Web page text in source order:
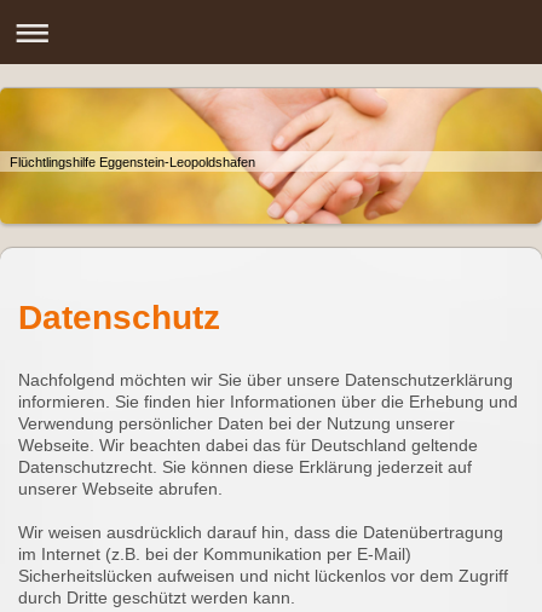
Flüchtlingshilfe Eggenstein-Leopoldshafen
Datenschutz
Nachfolgend möchten wir Sie über unsere Datenschutzerklärung
informieren. Sie finden hier Informationen über die Erhebung und
Verwendung persönlicher Daten bei der Nutzung unserer
Webseite. Wir beachten dabei das für Deutschland geltende
Datenschutzrecht. Sie können diese Erklärung jederzeit auf
unserer Webseite abrufen.
Wir weisen ausdrücklich darauf hin, dass die Datenübertragung
im Internet (z.B. bei der Kommunikation per E-Mail)
Sicherheitslücken aufweisen und nicht lückenlos vor dem Zugriff
durch Dritte geschützt werden kann.